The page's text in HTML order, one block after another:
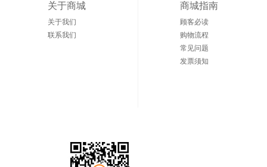
关于商城
关于我们
联系我们
商城指南
顾客必读
购物流程
常见问题
发票须知